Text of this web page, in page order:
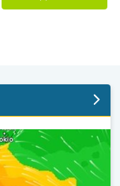
Загроза зсувів. . .